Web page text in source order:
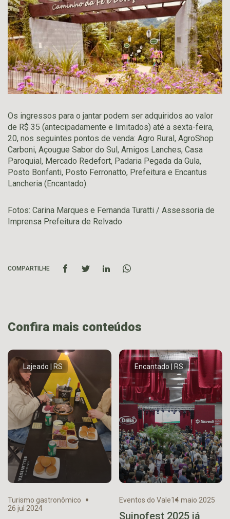
Os ingressos para o jantar podem ser adquiridos ao valor
de R$ 35 (antecipadamente e limitados) até a sexta-feira,
20, nos seguintes pontos de venda: Agro Rural, AgroShop
Carboni, Açougue Sabor do Sul, Amigos Lanches, Casa
Paroquial, Mercado Redefort, Padaria Pegada da Gula,
Posto Bonfanti, Posto Ferronatto, Prefeitura e Encantus
Lancheria (Encantado).
Fotos: Carina Marques e Fernanda Turatti / Assessoria de
Imprensa Prefeitura de Relvado
COMPARTILHE
Confira mais conteúdos
Lajeado | RS
Turismo gastronômico
26 jul 2024
Encantado | RS
Eventos do Vale14 maio 2025
Suinofest 2025 já